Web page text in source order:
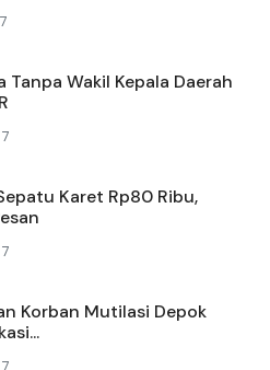
7
Tanpa Wakil Kepala Daerah
7
Karet Rp80 Ribu,
7
Korban Mutilasi Depok
7